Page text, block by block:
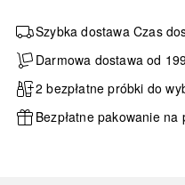
Szybka dostawa Czas
Darmowa dostawa od
2 bezpłatne próbki do
Bezpłatne pakowanie na